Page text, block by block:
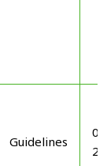
Guidelines